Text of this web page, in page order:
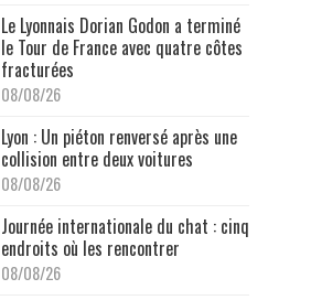
Le Lyonnais Dorian Godon a terminé
le Tour de France avec quatre côtes
fracturées
08/08/26
Lyon : Un piéton renversé après une
collision entre deux voitures
08/08/26
Journée internationale du chat : cinq
endroits où les rencontrer
08/08/26